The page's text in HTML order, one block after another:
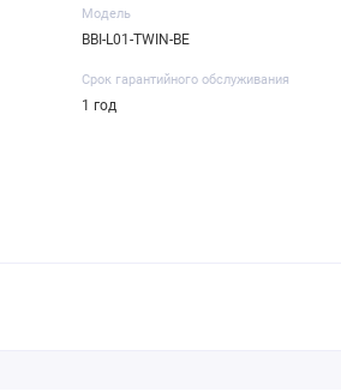
Модель
BBI-L01-TWIN-BE
Срок гарантийного обслуживания
1 год